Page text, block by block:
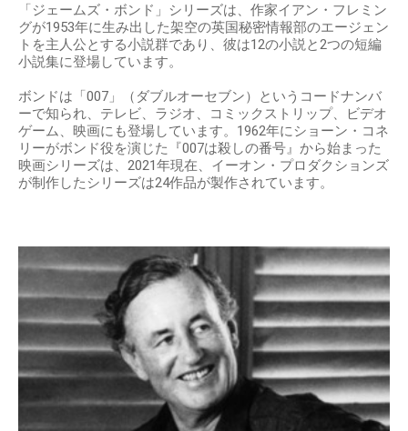
「ジェームズ・ボンド」シリーズは、作家イアン・フレミン
グが1953年に生み出した架空の英国秘密情報部のエージェン
トを主人公とする小説群であり、彼は12の小説と2つの短編
小説集に登場しています。
ボンドは「007」（ダブルオーセブン）というコードナンバ
ーで知られ、テレビ、ラジオ、コミックストリップ、ビデオ
ゲーム、映画にも登場しています。1962年にショーン・コネ
リーがボンド役を演じた『007は殺しの番号』から始まった
映画シリーズは、2021年現在、イーオン・プロダクションズ
が制作したシリーズは24作品が製作されています。